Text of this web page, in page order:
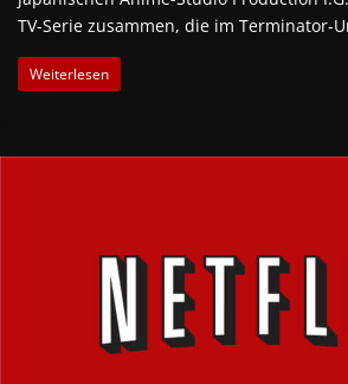
TV-Serie zusammen, die im Terminator-
Weiterlesen